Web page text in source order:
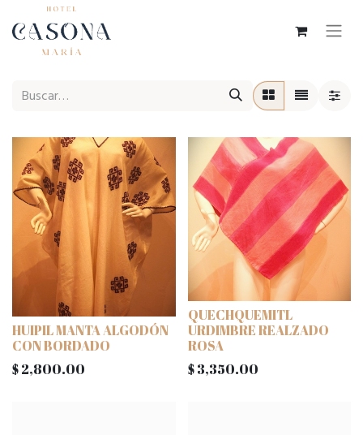
HUIPIL MANTA ALGODÓN
CON BORDADO
$2,800.00
QUECHQUEMITL
URDIMBRE REALZADO
ROSA
$3,350.00